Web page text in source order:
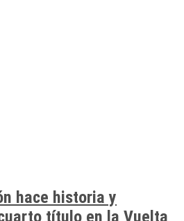
hace historia y
título en la Vuelta